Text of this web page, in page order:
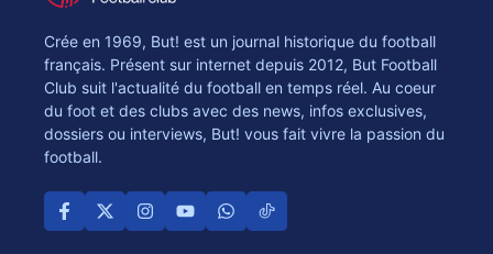
Crée en 1969, But! est un journal historique du football
français. Présent sur internet depuis 2012, But Football
Club suit l'actualité du football en temps réel. Au coeur
du foot et des clubs avec des news, infos exclusives,
dossiers ou interviews, But! vous fait vivre la passion du
football.